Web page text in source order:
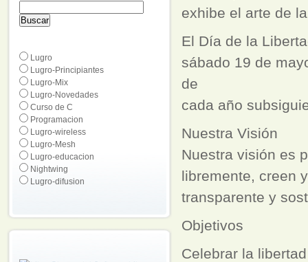
Lugro
Lugro-Principiantes
Lugro-Mix
Lugro-Novedades
Curso de C
Programacion
Lugro-wireless
Lugro-Mesh
Lugro-educacion
Nightwing
Lugro-difusion
exhibe el arte de
El Día de la
sábado 19 de
de
cada año
Nuestra Visión
Nuestra visión es
libremente, creen
transparente y
Objetivos
Celebrar la